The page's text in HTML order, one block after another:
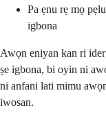
Pa ẹnu rẹ mọ
igbona
Awọn eniyan kan ri
ṣe igbona, bi oyin ni
ni anfani lati mimu
iwosan.